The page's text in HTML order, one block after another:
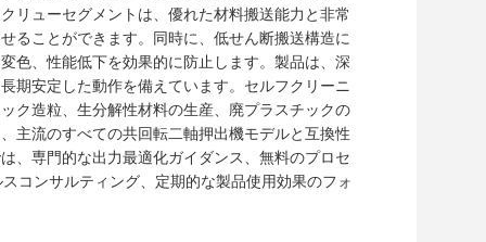
リューセグメントは、優れた材料搬送能力と非常
ることができます。同時に、低せん断搬送構造に
色、性能低下を効果的に防止します。製品は、深
期安定した動作を備えています。セルフクリーニ
ク造粒、生分解性材料の生産、廃プラスチックの
主流のすべての共回転二軸押出機モデルと互換性
、専門的な出力最適化ガイダンス、無料のプロセ
コンサルティング、定期的な製品使用効果のフォ